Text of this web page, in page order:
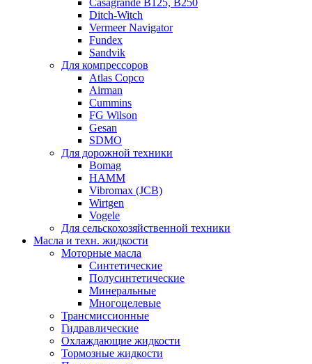
Ditch-Witch
Vermeer Navigator
Fundex
Sandvik
Для компрессоров
Atlas Copco
Airman
Cummins
FG Wilson
Gesan
SDMO
Для дорожной техники
Bomag
HAMM
Vibromax (JCB)
Wirtgen
Vogele
Для сельскохозяйственной техники
Масла и техн. жидкости
Моторные масла
Синтетические
Полусинтетические
Минеральные
Многоцелевые
Трансмиссионные
Гидравлические
Охлаждающие жидкости
Тормозные жидкости